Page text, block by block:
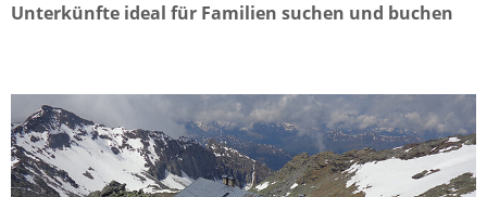
Unterkünfte ideal für Familien suchen und buchen